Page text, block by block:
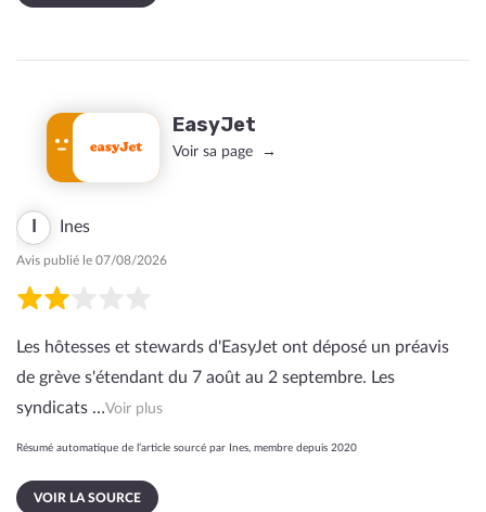
EasyJet
Voir sa page
Ines
Avis publié le 07/08/2026
Les hôtesses et stewards d'EasyJet ont déposé un préavis
de grève s'étendant du 7 août au 2 septembre. Les
syndicats …Voir plus
Résumé automatique de l’article sourcé par Ines, membre depuis 2020
VOIR LA SOURCE